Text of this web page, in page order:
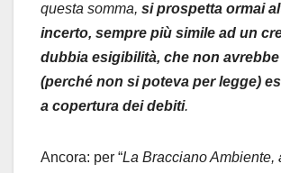
questa somma, si prospetta ormai
incerto, sempre più simile ad un
dubbia esigibilità, che non
(perché non si poteva per legge)
a copertura dei debiti.
Ancora: per “La Bracciano Ambiente,